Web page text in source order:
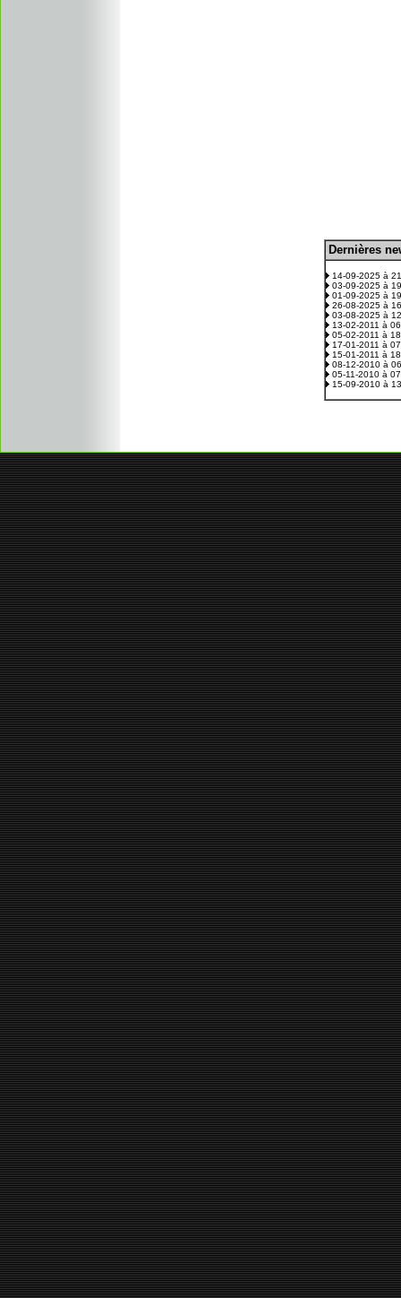
Dernières
14-09-2025 à
03-09-2025 à
01-09-2025 à
26-08-2025 à
03-08-2025 à
13-02-2011 à
05-02-2011 à
17-01-2011 à
15-01-2011 à
08-12-2010 à
05-11-2010 à
15-09-2010 à